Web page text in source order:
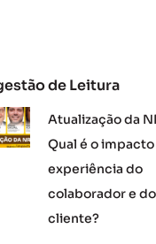
de Leitura
Atualização da
Qual é o impacto
experiência do
colaborador e do
cliente?